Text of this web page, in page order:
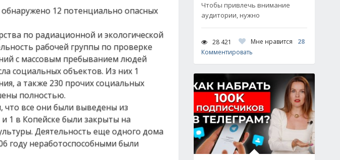
12 потенциально опасных
по радиационной и экологической
рабочей группы по проверке
с массовым пребыванием людей
социальных объектов. Из них 1
а также 230 прочих социальных
полностью.
что все они были выведены из
1 в Копейске были закрыты на
Деятельность еще одного дома
году неработоспособными были
Чтобы привлечь внимание
аудитории, нужно
28 421 Мне нравится
28
Комментировать